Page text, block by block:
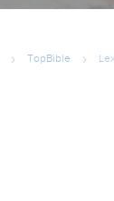
TopBible